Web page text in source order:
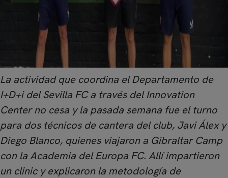
La actividad que coordina el Departamento de
I+D+i del Sevilla FC a través del Innovation
Center no cesa y la pasada semana fue el turno
para dos técnicos de cantera del club, Javi Álex y
Diego Blanco, quienes viajaron a Gibraltar Camp
con la Academia del Europa FC. Allí impartieron
un clinic y explicaron la metodología de